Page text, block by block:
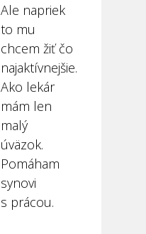
Ale napriek
to mu
chcem žiť čo
najaktívnejšie.
Ako lekár
mám len
malý
úväzok.
Pomáham
synovi
s prácou.